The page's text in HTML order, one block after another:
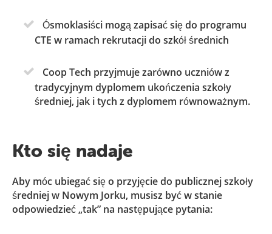
Ósmoklasiści mogą zapisać się do programu
CTE w ramach rekrutacji do szkół średnich
Coop Tech przyjmuje zarówno uczniów z
tradycyjnym dyplomem ukończenia szkoły
średniej, jak i tych z dyplomem równoważnym.
Kto się nadaje
Aby móc ubiegać się o przyjęcie do publicznej szkoły
średniej w Nowym Jorku, musisz być w stanie
odpowiedzieć „tak” na następujące pytania: